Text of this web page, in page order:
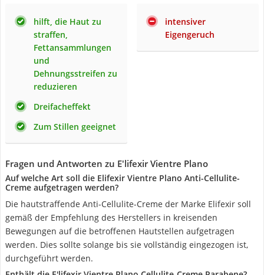
hilft, die Haut zu
straffen,
Fettansammlungen
und
Dehnungsstreifen zu
reduzieren
Dreifacheffekt
Zum Stillen geeignet
intensiver
Eigengeruch
Fragen und Antworten zu E'lifexir Vientre Plano
Auf welche Art soll die Elifexir Vientre Plano Anti-Cellulite-
Creme aufgetragen werden?
Die hautstraffende Anti-Cellulite-Creme der Marke Elifexir soll
gemäß der Empfehlung des Herstellers in kreisenden
Bewegungen auf die betroffenen Hautstellen aufgetragen
werden. Dies sollte solange bis sie vollständig eingezogen ist,
durchgeführt werden.